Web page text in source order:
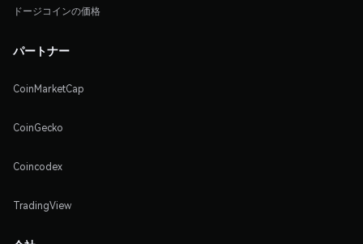
ドージコインの価格
パートナー
CoinMarketCap
CoinGecko
Coincodex
TradingView